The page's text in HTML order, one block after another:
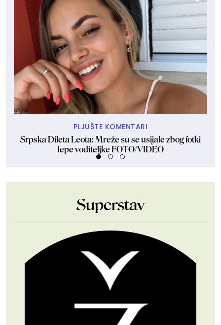
PLJUŠTE KOMENTARI
Srpska Dileta Leota: Mreže su se usijale zbog fotki
lepe voditeljke FOTO/VIDEO
Superstav